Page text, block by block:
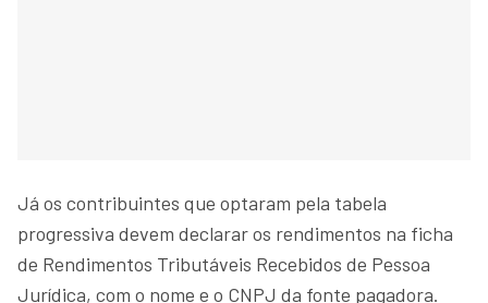
Já os contribuintes que optaram pela tabela
progressiva devem declarar os rendimentos na ficha
de Rendimentos Tributáveis Recebidos de Pessoa
Jurídica, com o nome e o CNPJ da fonte pagadora.